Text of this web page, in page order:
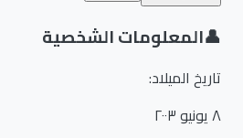
المعلومات الشخصية
تاريخ الميلاد: